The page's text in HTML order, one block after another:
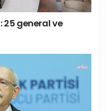
25 general ve